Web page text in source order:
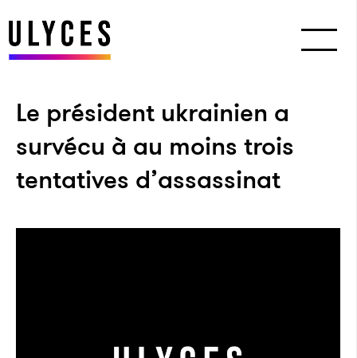
Le président ukrainien a
survécu à au moins trois
tentatives d’assassinat